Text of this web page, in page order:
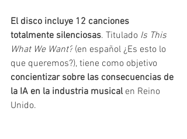
El disco incluye 12 canciones
totalmente silenciosas. Titulado Is This
What We Want? (en español ¿Es esto lo
que queremos?), tiene como objetivo
concientizar sobre las consecuencias de
la IA en la industria musical en Reino
Unido.